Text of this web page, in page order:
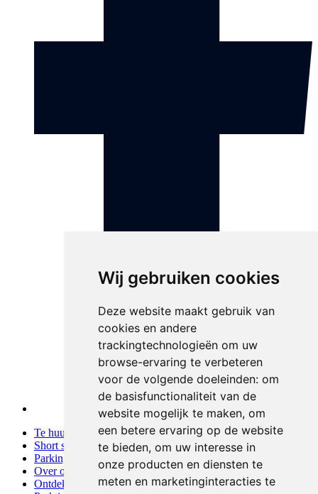
Wij gebruiken cookies
Deze website maakt gebruik van
cookies en andere
trackingtechnologieën om uw
browse-ervaring te verbeteren
voor de volgende doeleinden: om
de basisfunctionaliteit van de
website mogelijk te maken, om
een betere ervaring op de website
te bieden, om uw interesse in
onze producten en diensten te
meten en marketinginteracties te
Te huur
Short stays
Parkings
Over ons
Ontdek Leuven